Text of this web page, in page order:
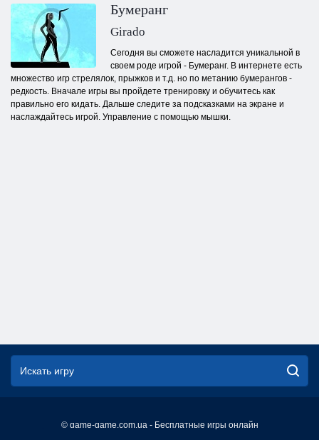
Бумеранг
Girado
Сегодня вы сможете насладится уникальной в
своем роде игрой - Бумеранг. В интернете есть
множество игр стрелялок, прыжков и т.д. но по метанию бумерангов -
редкость. Вначале игры вы пройдете тренировку и обучитесь как
правильно его кидать. Дальше следите за подсказками на экране и
наслаждайтесь игрой. Управление с помощью мышки.
© game-game.com.ua - Бесплатные игры онлайн